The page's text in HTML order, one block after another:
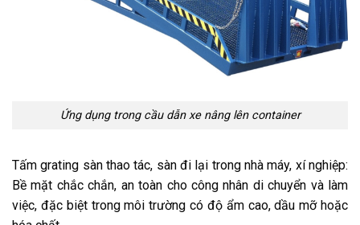
Ứng dụng trong cầu dẫn xe nâng lên container
Tấm grating sàn thao tác, sàn đi lại trong nhà máy, xí nghiệp:
Bề mặt chắc chắn, an toàn cho công nhân di chuyển và làm
việc, đặc biệt trong môi trường có độ ẩm cao, dầu mỡ hoặc